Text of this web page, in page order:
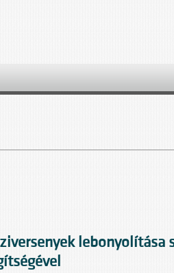
lebonyolítása